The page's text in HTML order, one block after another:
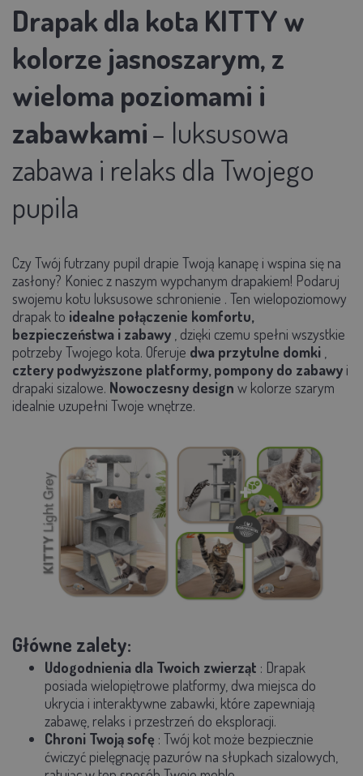
Drapak dla kota KITTY w
kolorze jasnoszarym, z
wieloma poziomami i
zabawkami– luksusowa
zabawa i relaks dla Twojego
pupila
Czy Twój futrzany pupil drapie Twoją kanapę i wspina się na
zasłony? Koniec z naszym wypchanym drapakiem! Podaruj
swojemu kotu luksusowe schronienie . Ten wielopoziomowy
drapak to idealne połączenie komfortu,
bezpieczeństwa i zabawy , dzięki czemu spełni wszystkie
potrzeby Twojego kota. Oferuje dwa przytulne domki
cztery podwyższone platformy, pompony do zabawy i
drapaki sizalowe. Nowoczesny design w kolorze szarym
idealnie uzupełni Twoje wnętrze.
Główne zalety:
Udogodnienia dla Twoich zwierząt : Drapak
posiada wielopiętrowe platformy, dwa miejsca do
ukrycia i interaktywne zabawki, które zapewniają
zabawę, relaks i przestrzeń do eksploracji.
Chroni Twoją sofę : Twój kot może bezpiecznie
ćwiczyć pielęgnację pazurów na słupkach sizalowych,